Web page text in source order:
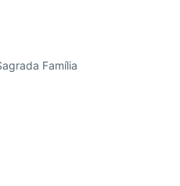
Família